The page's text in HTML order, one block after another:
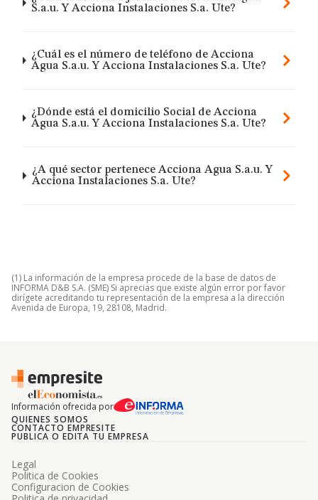
S.a.u. Y Acciona Instalaciones S.a. Ute?
¿Cuál es el número de teléfono de Acciona
Agua S.a.u. Y Acciona Instalaciones S.a. Ute?
¿Dónde está el domicilio Social de Acciona
Agua S.a.u. Y Acciona Instalaciones S.a. Ute?
¿A qué sector pertenece Acciona Agua S.a.u. Y
Acciona Instalaciones S.a. Ute?
(1) La información de la empresa procede de la base de datos de
INFORMA D&B S.A. (SME) Si aprecias que existe algún error por favor
dirígete acreditando tu representación de la empresa a la dirección
Avenida de Europa, 19, 28108, Madrid.
Información ofrecida por
QUIENES SOMOS
CONTACTO EMPRESITE
PUBLICA O EDITA TU EMPRESA
Legal
Politica de Cookies
Configuracion de Cookies